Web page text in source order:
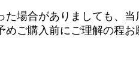
場合がありましても、
ご購入前にご理解の程お